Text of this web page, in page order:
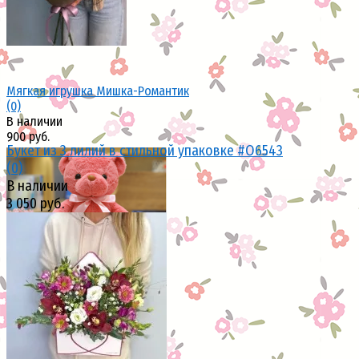
избранное сравнить
Мягкая игрушка Мишка-Романтик
(0)
В наличии
900 руб.
избранное сравнить
Букет из 3 лилий в стильной упаковке #О6543
(0)
В наличии
3 050 руб.